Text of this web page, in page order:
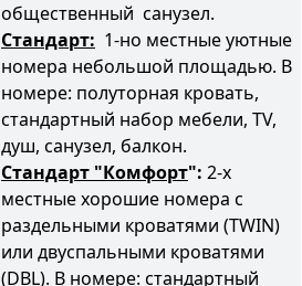
общественный санузел.
Стандарт: 1-но местные уютные
номера небольшой площадью. В
номере: полуторная кровать,
стандартный набор мебели, TV,
душ, санузел, балкон.
Стандарт "Комфорт": 2-х
местные хорошие номера с
раздельными кроватями (TWIN)
или двуспальными кроватями
(DBL). В номере: стандартный